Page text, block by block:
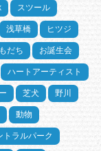
スツール
浅草橋 ヒツジ
だち お誕生会
ハートアーティスト
芝犬 野川
動物
トラルパーク